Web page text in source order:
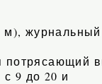
журнальный
потрясающий
9 до 20 и